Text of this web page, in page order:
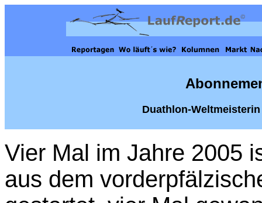
Duathlon-
Vier Mal im Jahre 2005
aus dem